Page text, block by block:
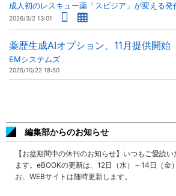
成人初のレスキュー薬「スピジア」が変える発
2026/3/2 13:01
薬歴生成AIオプション、11月提供開始
EMシステムズ
2025/10/22 18:50
編集部からのお知らせ
【お盆期間中の休刊のお知らせ】いつもご愛読
ます。eBOOKの更新は、12日（水）～14日（金
お、WEBサイトは随時更新します。